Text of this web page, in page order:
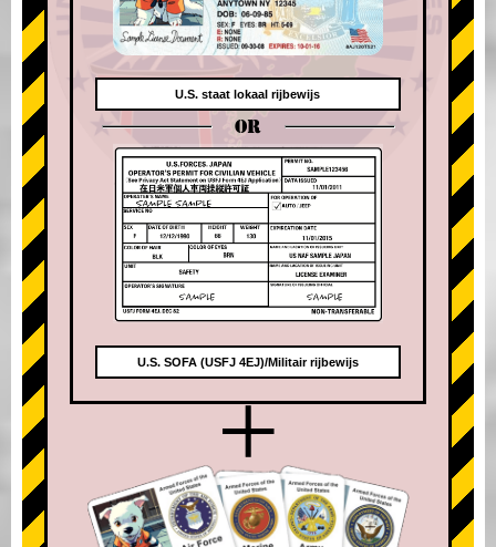
U.S. staat lokaal rijbewijs
OR
U.S. SOFA (USFJ 4EJ)/Militair rijbewijs
+